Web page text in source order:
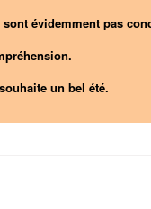
évidemment pas
un bel été.